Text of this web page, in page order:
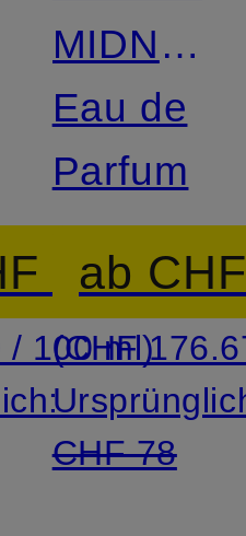
66
/ 100 ml)
ROSE
Eau de
Parfum
ab
(CHF
CHF 78